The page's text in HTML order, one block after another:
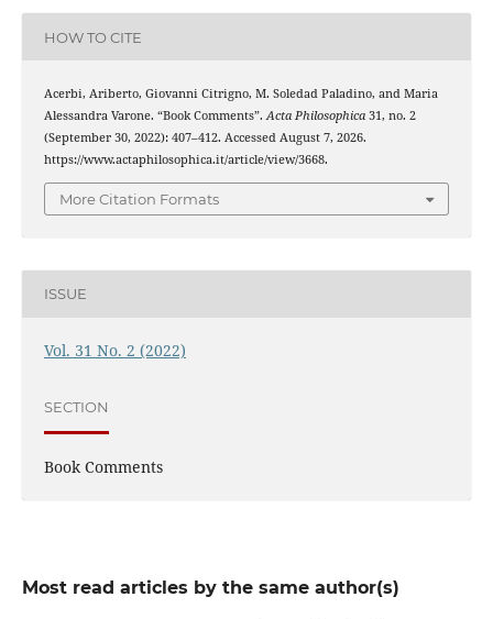
HOW TO CITE
Acerbi, Ariberto, Giovanni Citrigno, M. Soledad Paladino, and Maria
Alessandra Varone. “Book Comments”.Acta Philosophica31, no. 2
(September 30, 2022): 407–412. Accessed August 7, 2026.
https://www.actaphilosophica.it/article/view/3668.
More Citation Formats
ISSUE
Vol. 31 No. 2 (2022)
SECTION
Book Comments
Most read articles by the same author(s)